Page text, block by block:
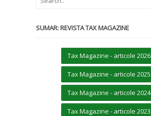
SUMAR: REVISTA TAX MAGAZINE
Tax Magazine - articole 2026
Tax Magazine - articole 2025
Tax Magazine - articole 2024
Tax Magazine - articole 2023